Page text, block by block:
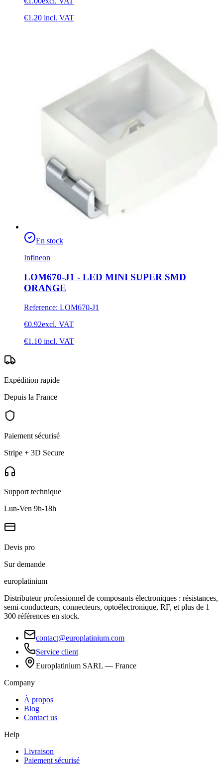
€1.20 incl. VAT
En stock
Infineon
LOM670-J1 - LED MINI SUPER SMD
ORANGE
Reference: LOM670-J1
€0.92excl. VAT
€1.10 incl. VAT
Expédition rapide
Depuis la France
Paiement sécurisé
Stripe + 3D Secure
Support technique
Lun-Ven 9h-18h
Devis pro
Sur demande
europlatinium
Distributeur professionnel de composants électroniques : résistances,
semi-conducteurs, connecteurs, optoélectronique, RF, et plus de 1
300 références en stock.
contact@europlatinium.com
Service client
Europlatinium SARL — France
Company
À propos
Blog
Contact us
Help
Livraison
Paiement sécurisé